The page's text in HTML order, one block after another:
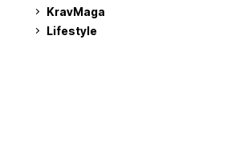
KravMaga
Lifestyle